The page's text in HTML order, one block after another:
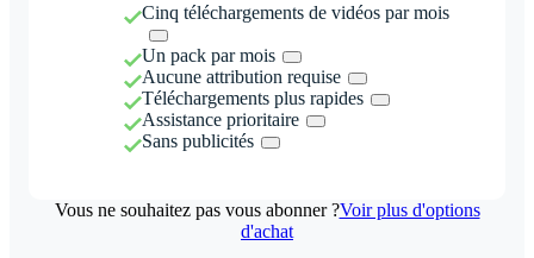
Cinq téléchargements de vidéos par mois
Un pack par mois
Aucune attribution requise
Téléchargements plus rapides
Assistance prioritaire
Sans publicités
Vous ne souhaitez pas vous abonner ?Voir plus d'options
d'achat